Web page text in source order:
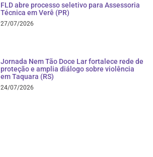
FLD abre processo seletivo para Assessoria
Técnica em Verê (PR)
27/07/2026
Jornada Nem Tão Doce Lar fortalece rede de
proteção e amplia diálogo sobre violência
em Taquara (RS)
24/07/2026